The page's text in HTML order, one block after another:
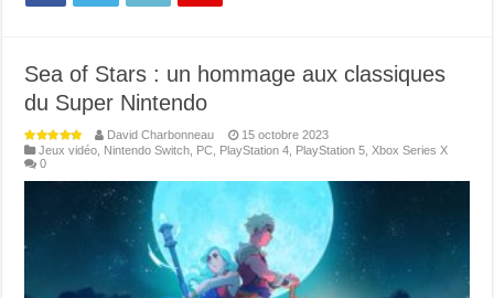
Sea of Stars : un hommage aux classiques
du Super Nintendo
David Charbonneau
15 octobre 2023
Jeux vidéo, Nintendo Switch, PC, PlayStation 4, PlayStation 5,Xbox Series X
0